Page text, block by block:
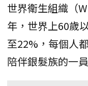
世界衛生組織（
年，世界上60歲
至22%，每個人
陪伴銀髮族的一